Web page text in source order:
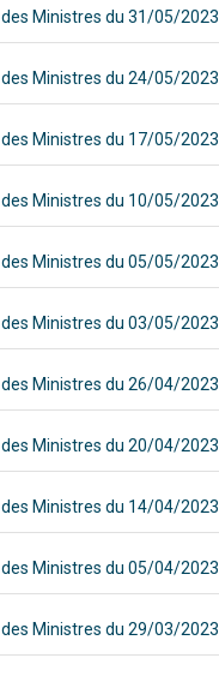
Ministres du 31/05/2023
Ministres du 24/05/2023
Ministres du 17/05/2023
Ministres du 10/05/2023
Ministres du 05/05/2023
Ministres du 03/05/2023
Ministres du 26/04/2023
Ministres du 20/04/2023
Ministres du 14/04/2023
Ministres du 05/04/2023
Ministres du 29/03/2023